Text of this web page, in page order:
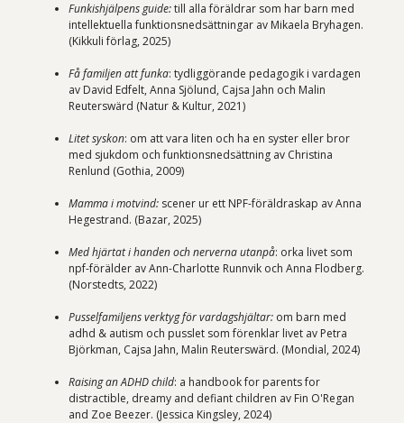
Funkishjälpens guide:till alla föräldrar som har barn med
intellektuella funktionsnedsättningar av Mikaela Bryhagen.
(Kikkuli förlag, 2025)
Få familjen att funka: tydliggörande pedagogik i vardagen
av David Edfelt, Anna Sjölund, Cajsa Jahn och Malin
Reuterswärd (Natur & Kultur, 2021)
Litet syskon: om att vara liten och ha en syster eller bror
med sjukdom och funktionsnedsättning av Christina
Renlund (Gothia, 2009)
Mamma i motvind: scener ur ett NPF-föräldraskap av Anna
Hegestrand. (Bazar, 2025)
Med hjärtat i handen och nerverna utanpå: orka livet som
npf-förälder av Ann-Charlotte Runnvik och Anna Flodberg.
(Norstedts, 2022)
Pusselfamiljens verktyg för vardagshjältar: om barn med
adhd & autism och pusslet som förenklar livet av Petra
Björkman, Cajsa Jahn, Malin Reuterswärd. (Mondial, 2024)
Raising an ADHD child: a handbook for parents for
distractible, dreamy and defiant children av Fin O'Regan
and Zoe Beezer. (Jessica Kingsley, 2024)